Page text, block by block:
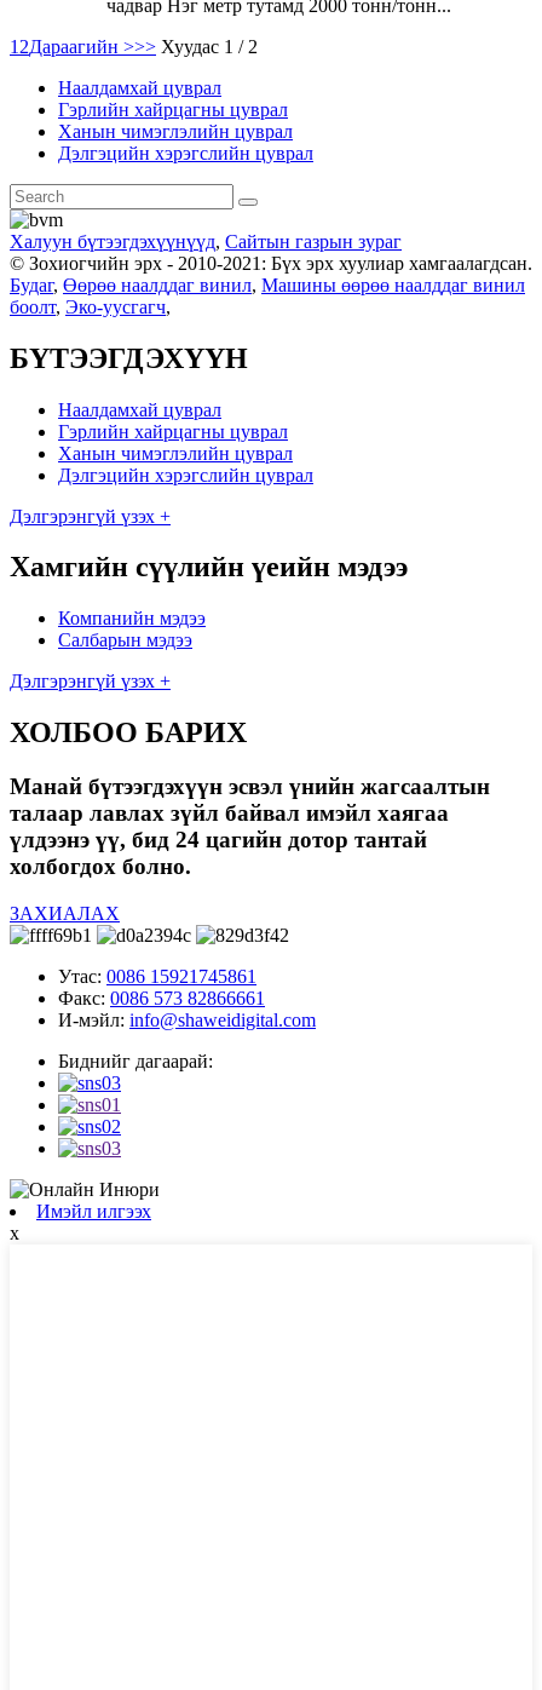
чадвар Нэг метр тутамд 2000 тонн/тонн...
1 2Дараагийн >>> Хуудас 1 / 2
Наалдамхай цуврал
Гэрлийн хайрцагны цуврал
Ханын чимэглэлийн цуврал
Дэлгэцийн хэрэгслийн цуврал
Халуун бүтээгдэхүүнүүд, Сайтын газрын зураг
© Зохиогчийн эрх - 2010-2021: Бүх эрх хуулиар хамгаалагдсан.
Будаг, Өөрөө наалддаг винил, Машины өөрөө наалддаг винил
боолт, Эко-уусгагч,
БҮТЭЭГДЭХҮҮН
Наалдамхай цуврал
Гэрлийн хайрцагны цуврал
Ханын чимэглэлийн цуврал
Дэлгэцийн хэрэгслийн цуврал
Дэлгэрэнгүй үзэх +
Хамгийн сүүлийн үеийн мэдээ
Компанийн мэдээ
Салбарын мэдээ
Дэлгэрэнгүй үзэх +
ХОЛБОО БАРИХ
Манай бүтээгдэхүүн эсвэл үнийн жагсаалтын
талаар лавлах зүйл байвал имэйл хаягаа
үлдээнэ үү, бид 24 цагийн дотор тантай
холбогдох болно.
ЗАХИАЛАХ
Утас: 0086 15921745861
Факс: 0086 573 82866661
И-мэйл: info@shaweidigital.com
Биднийг дагаарай:
Имэйл илгээх
x